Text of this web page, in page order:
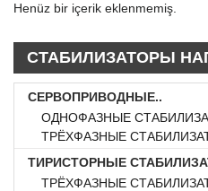
Henüz bir içerik eklenmemiş.
СТАБИЛИЗАТОРЫ
СЕРВОПРИВОДНЫЕ..
ОДНОФАЗНЫЕ
ТРЁХФАЗНЫЕ
ТИРИСТОРНЫЕ
ТРЁХФАЗНЫЕ